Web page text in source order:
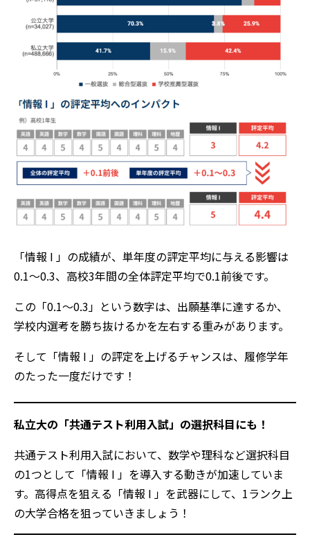
「情報 I 」の成績が、単年度の評定平均に与える影響は
0.1〜0.3、高校3年間の全体評定平均で0.1前後です。
この「0.1〜0.3」という数字は、出願基準に達するか、
学校内選考を勝ち抜けるかを左右する重みがあります。
そして「情報 I 」の評定を上げるチャンスは、履修学年
のたった一度だけです！
私立大の「共通テスト利用入試」の選択科目にも！
共通テスト利用入試において、数学や理科など選択科目
の1つとして「情報 I 」を導入する動きが加速していま
す。高得点を狙える「情報 I 」を武器にして、1ランク上
の大学合格を狙っていきましょう！